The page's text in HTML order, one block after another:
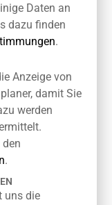
kann jetzt
und den
auf einen von
Runden:
Daten an
dazu finden
.
Anzeige von
damit Sie
werden
.
uns die